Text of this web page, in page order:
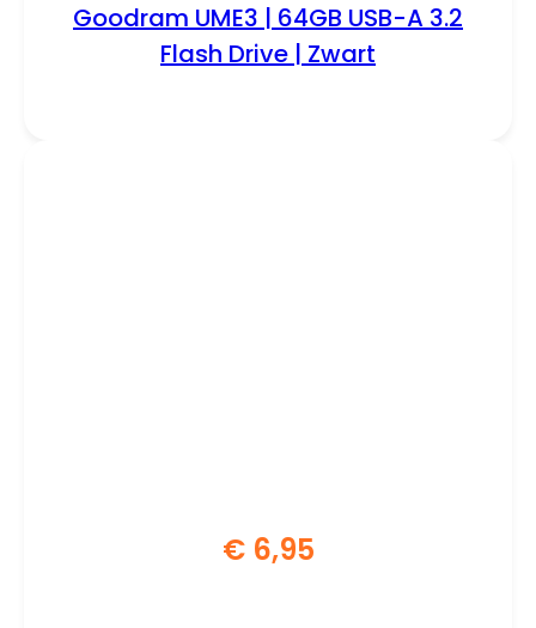
Goodram UME3 | 64GB USB-A 3.2
Flash Drive | Zwart
€6,95